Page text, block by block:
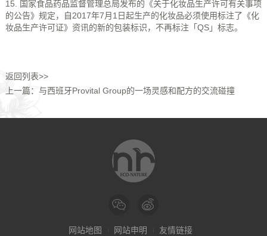
15. 国家食品药品监督管理总局发布的《关于化妆品生产许可有关事项
的公告》规定，自2017年7月1日起生产的化妆品必须使用标注了《化
妆品生产许可证》资讯的新的包装标识，不再标注「QS」标志。
返回列表>>
上一篇：与西班牙Provital Group的一场灵感和配方的交流碰撞
网站地图 网站申明
友情链接